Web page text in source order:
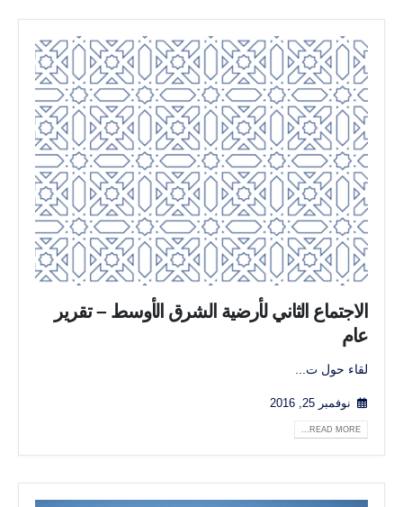
الاجتماع الثاني لأرضية الشرق الأوسط – تقرير
عام
لقاء حول ت...
نوفمبر 25, 2016
READ MORE...